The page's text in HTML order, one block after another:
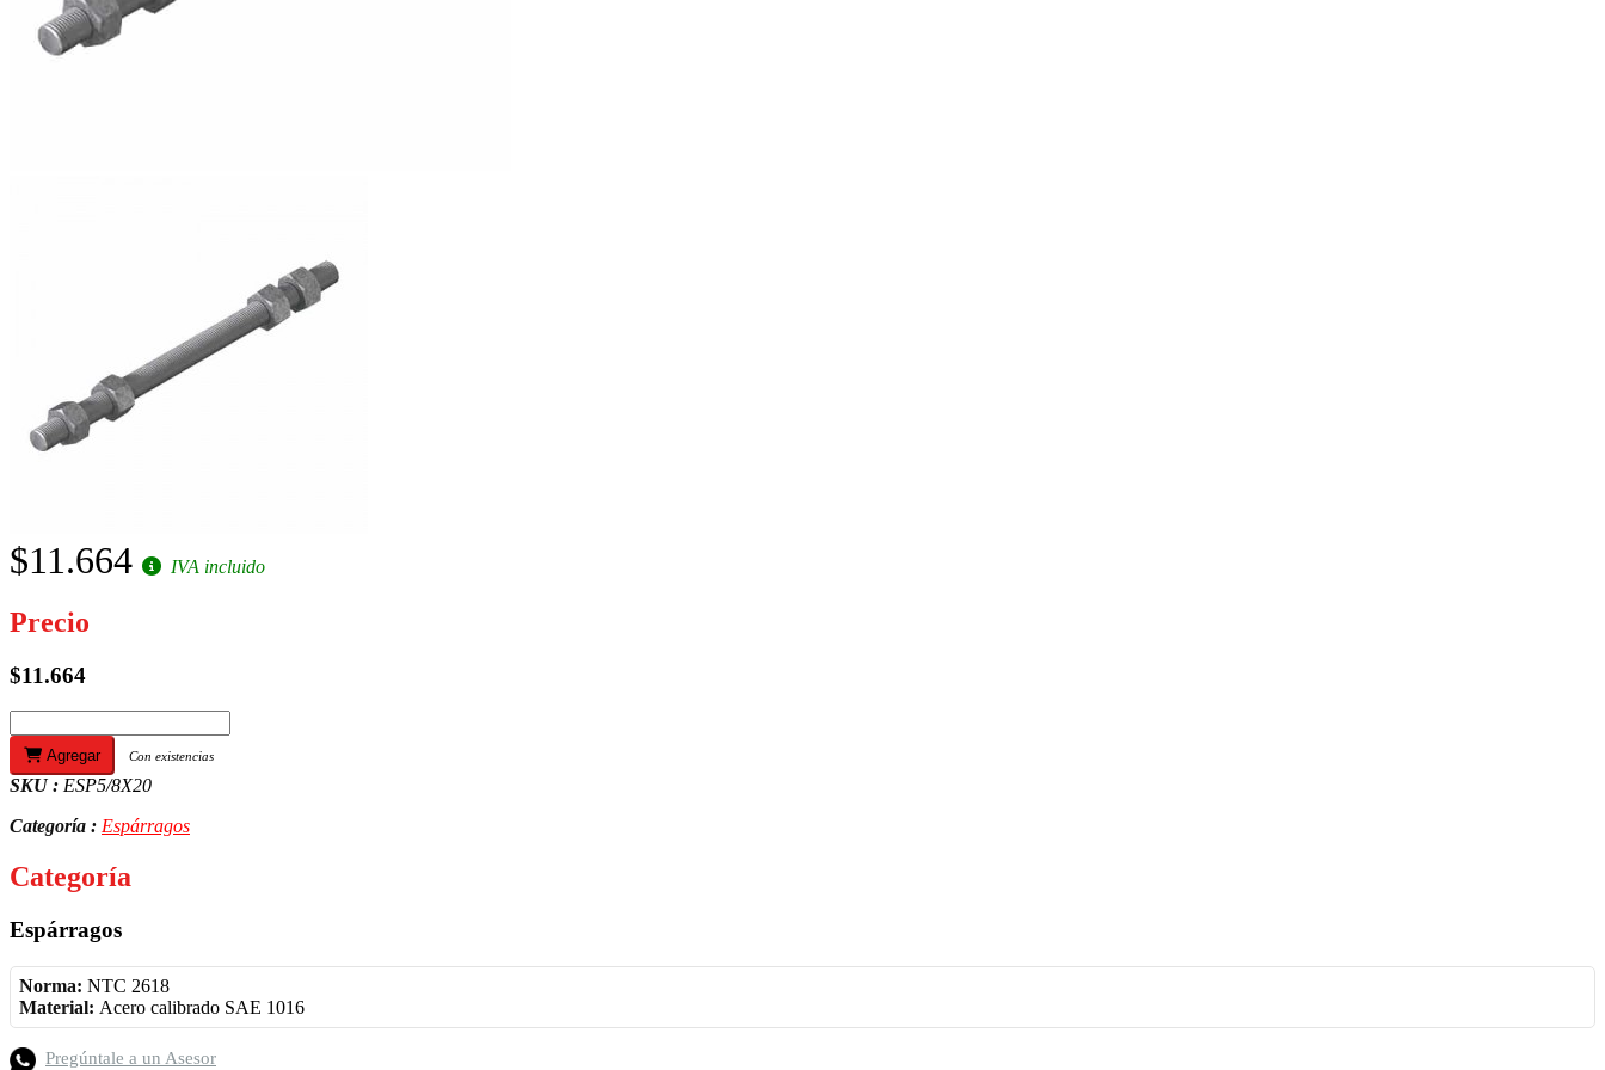
$11.664 IVA incluido
Precio
$11.664
Agregar Con existencias
SKU : ESP5/8X20
Categoría : Espárragos
Categoría
Espárragos
Norma: NTC 2618
Material: Acero calibrado SAE 1016
Pregúntale a un Asesor